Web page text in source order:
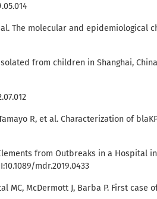
al. The molecular and
from children in Shanghai,
R, et al. Characterization of
from Outbreaks in a Hospital
mdr.2019.0433
MC, McDermott J, Barba P. First case